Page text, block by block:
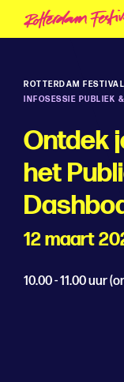
ROTTERDAM
INFOSESSIE PUBLIEK
Ontdek
het
12 maart
10.00 - 11.00 uur